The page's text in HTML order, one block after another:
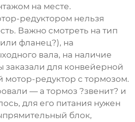
на месте.
редуктором нельзя
Важно смотреть на тип
фланец?), на
вала, на наличие
заказали для конвейерной
редуктор с тормозом.
— а тормоз ?звенит? и
для его питания нужен
блок,